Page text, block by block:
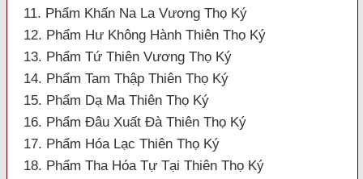
11. Phẩm Khấn Na La Vương Thọ Ký
12. Phẩm Hư Không Hành Thiên Thọ Ký
13. Phẩm Tứ Thiên Vương Thọ Ký
14. Phẩm Tam Thập Thiên Thọ Ký
15. Phẩm Dạ Ma Thiên Thọ Ký
16. Phẩm Đâu Xuất Đà Thiên Thọ Ký
17. Phẩm Hóa Lạc Thiên Thọ Ký
18. Phẩm Tha Hóa Tự Tại Thiên Thọ Ký